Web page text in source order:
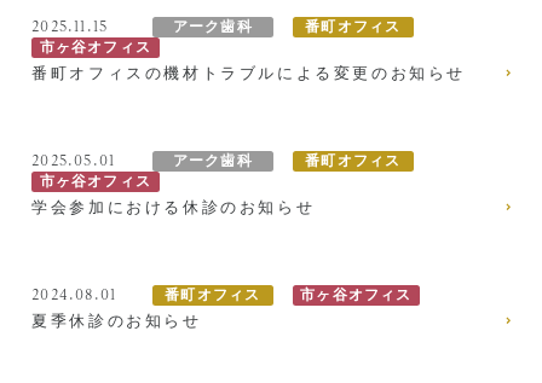
医院紹介
アクセス
医院紹介
ホワイトニング
症例集
インプラント/骨増生
よくある質問
症例集
採用情報
2025.11.15 アーク歯科
番町オフィス
市ヶ谷オフィス
番町オフィスの機材トラブルによる変更のお知らせ
2025.05.01 アーク歯科
番町オフィス
市ヶ谷オフィス
学会参加における休診のお知らせ
2024.08.01 番町オフィス 市ヶ谷オフィス
夏季休診のお知らせ